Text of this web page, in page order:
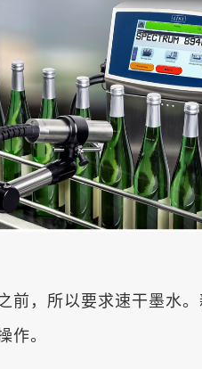
前，所以要求速干墨水
作。